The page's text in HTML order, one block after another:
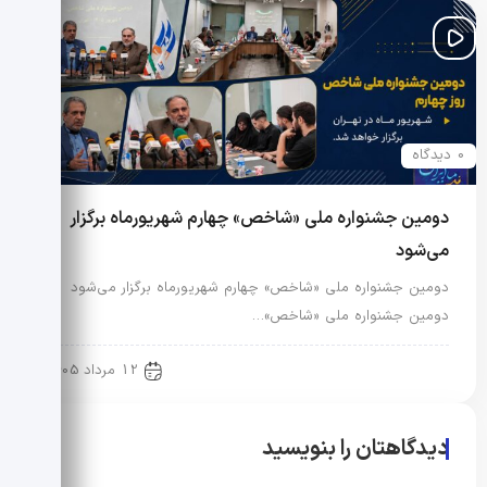
0 دیدگاه
دومین جشنواره ملی «شاخص» چهارم شهریورماه برگزار
می‌شود
دومین جشنواره ملی «شاخص» چهارم شهریورماه برگزار می‌شود
دومین جشنواره ملی «شاخص»…
12 مرداد 1405
دیدگاهتان را بنویسید